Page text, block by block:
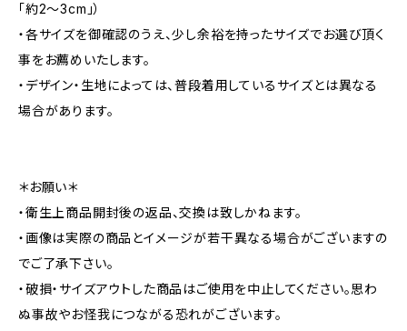
「約2～3cm」）
・各サイズを御確認のうえ、少し余裕を持ったサイズでお選び頂く
事をお薦めいたします。
・デザイン・生地によっては、普段着用しているサイズとは異なる
場合があります。
＊お願い＊
・衛生上商品開封後の返品、交換は致しかねます。
・画像は実際の商品とイメージが若干異なる場合がございますの
でご了承下さい。
・破損・サイズアウトした商品はご使用を中止してください。思わ
ぬ事故やお怪我につながる恐れがございます。